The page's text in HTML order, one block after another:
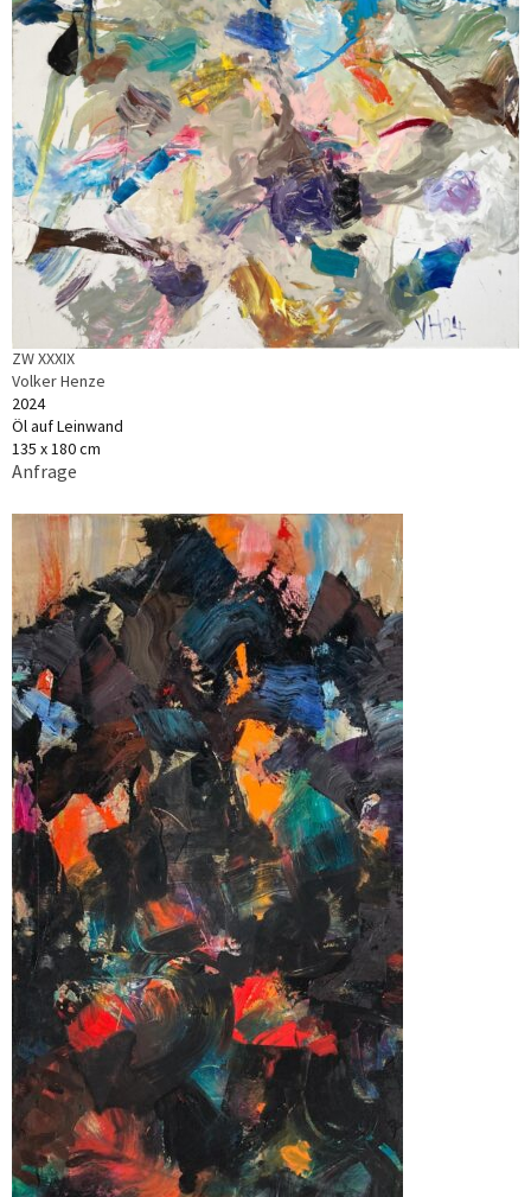
ZW XXXIX
Volker Henze
2024
Öl auf Leinwand
135 x 180 cm
Anfrage